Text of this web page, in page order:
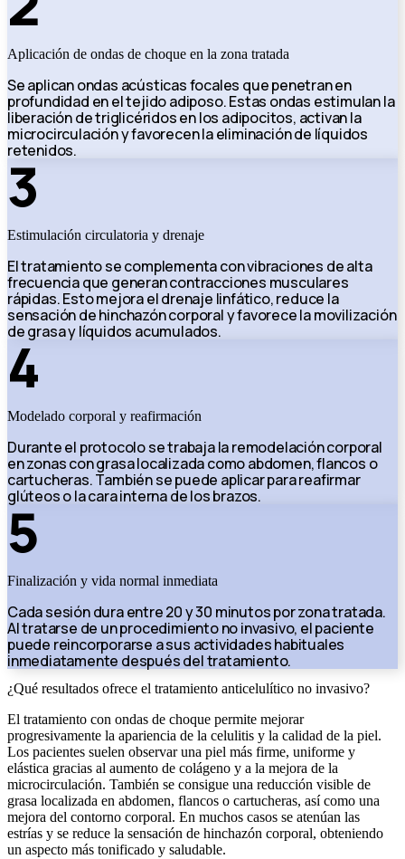
Aplicación de ondas de choque en la zona tratada
Se aplican ondas acústicas focales que penetran en
profundidad en el tejido adiposo. Estas ondas estimulan la
liberación de triglicéridos en los adipocitos, activan la
microcirculación y favorecen la eliminación de líquidos
retenidos.
3
Estimulación circulatoria y drenaje
El tratamiento se complementa con vibraciones de alta
frecuencia que generan contracciones musculares
rápidas. Esto mejora el drenaje linfático, reduce la
sensación de hinchazón corporal y favorece la movilización
de grasa y líquidos acumulados.
4
Modelado corporal y reafirmación
Durante el protocolo se trabaja la remodelación corporal
en zonas con grasa localizada como abdomen, flancos o
cartucheras. También se puede aplicar para reafirmar
glúteos o la cara interna de los brazos.
5
Finalización y vida normal inmediata
Cada sesión dura entre 20 y 30 minutos por zona tratada.
Al tratarse de un procedimiento no invasivo, el paciente
puede reincorporarse a sus actividades habituales
inmediatamente después del tratamiento.
¿Qué resultados ofrece el tratamiento anticelulítico no invasivo?
El tratamiento con ondas de choque permite mejorar
progresivamente la apariencia de la celulitis y la calidad de la piel.
Los pacientes suelen observar una piel más firme, uniforme y
elástica gracias al aumento de colágeno y a la mejora de la
microcirculación. También se consigue una reducción visible de
grasa localizada en abdomen, flancos o cartucheras, así como una
mejora del contorno corporal. En muchos casos se atenúan las
estrías y se reduce la sensación de hinchazón corporal, obteniendo
un aspecto más tonificado y saludable.